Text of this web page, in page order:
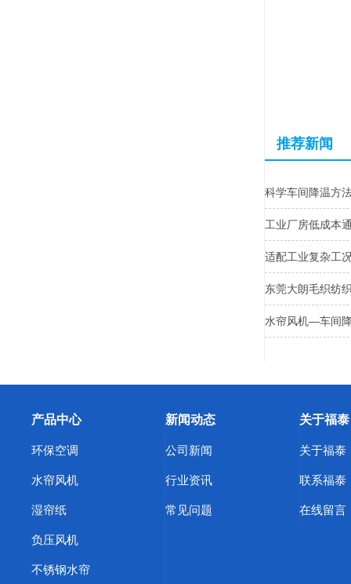
推荐新闻
科学车间降温方
工业厂房低成本
适配工业复杂工
东莞大朗毛织纺
水帘风机—车间
产品中心
环保空调
水帘风机
湿帘纸
负压风机
不锈钢水帘
新闻动态
公司新闻
行业资讯
常见问题
关于福泰
关于福泰
联系福泰
在线留言